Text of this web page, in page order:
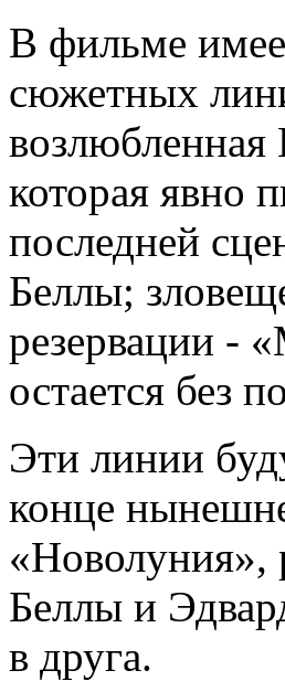
В фильме
сюжетных
которая явно
последней
Беллы;
резервации -
остается без
Эти линии
конце
«Новолуния»,
Беллы и
в друга.